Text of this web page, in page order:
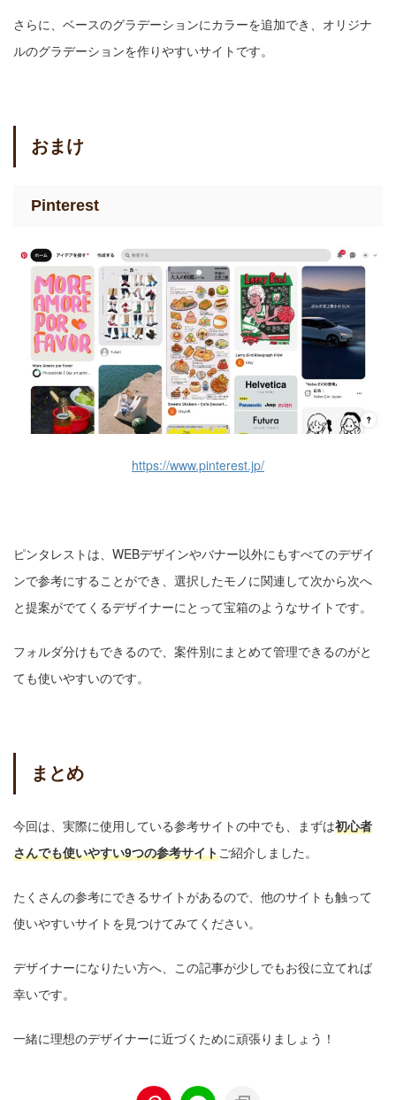
さらに、ベースのグラデーションにカラーを追加でき、オリジナ
ルのグラデーションを作りやすいサイトです。
おまけ
Pinterest
https://www.pinterest.jp/
ピンタレストは、WEBデザインやバナー以外にもすべてのデザイ
ンで参考にすることができ、選択したモノに関連して次から次へ
と提案がでてくるデザイナーにとって宝箱のようなサイトです。
フォルダ分けもできるので、案件別にまとめて管理できるのがと
ても使いやすいのです。
まとめ
今回は、実際に使用している参考サイトの中でも、まずは初心者
さんでも使いやすい9つの参考サイトご紹介しました。
たくさんの参考にできるサイトがあるので、他のサイトも触って
使いやすいサイトを見つけてみてください。
デザイナーになりたい方へ、この記事が少しでもお役に立てれば
幸いです。
一緒に理想のデザイナーに近づくために頑張りましょう！